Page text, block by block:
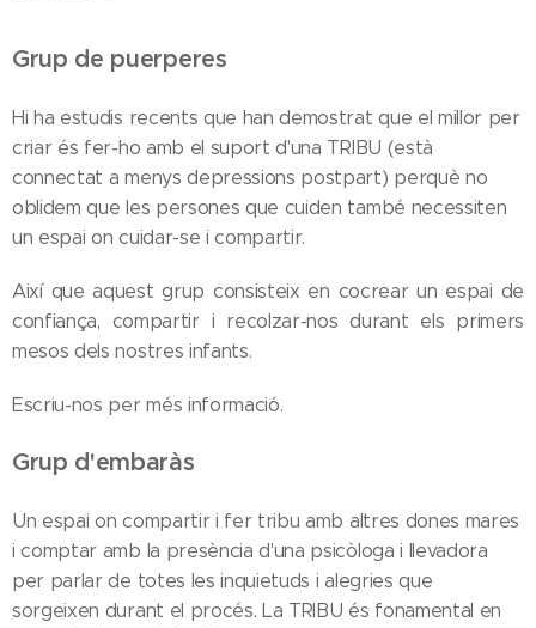
Grup de puerperes
Hi ha estudis recents que han demostrat que el millor per
criar és fer-ho amb el suport d'una TRIBU (està
connectat a menys depressions postpart) perquè no
oblidem que les persones que cuiden també necessiten
un espai on cuidar-se i compartir.
Així que aquest grup consisteix en cocrear un espai de
confiança, compartir i recolzar-nos durant els primers
mesos dels nostres infants.
Escriu-nos per més informació.
Grup d'embaràs
Un espai on compartir i fer tribu amb altres dones mares
i comptar amb la presència d'una psicòloga i llevadora
per parlar de totes les inquietuds i alegries que
sorgeixen durant el procés. La TRIBU és fonamental en